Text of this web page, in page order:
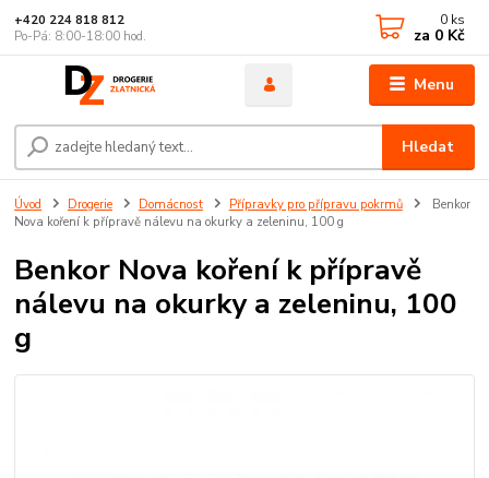
Menu
Hledat
+420 224 818 812
Po-Pá: 8:00-18:00 hod.
0 ks
za 0 Kč
Úvod Drogerie Domácnost Přípravky pro přípravu pokrmů
Benkor
Nova koření k přípravě nálevu na okurky a zeleninu, 100 g
Benkor Nova koření k přípravě
nálevu na okurky a zeleninu, 100
g